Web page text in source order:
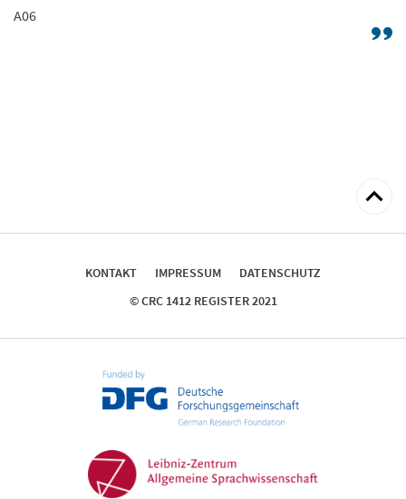
A06
zum
KONTAKT IMPRESSUM
DATENSCHUTZ
© CRC 1412 REGISTER 2021